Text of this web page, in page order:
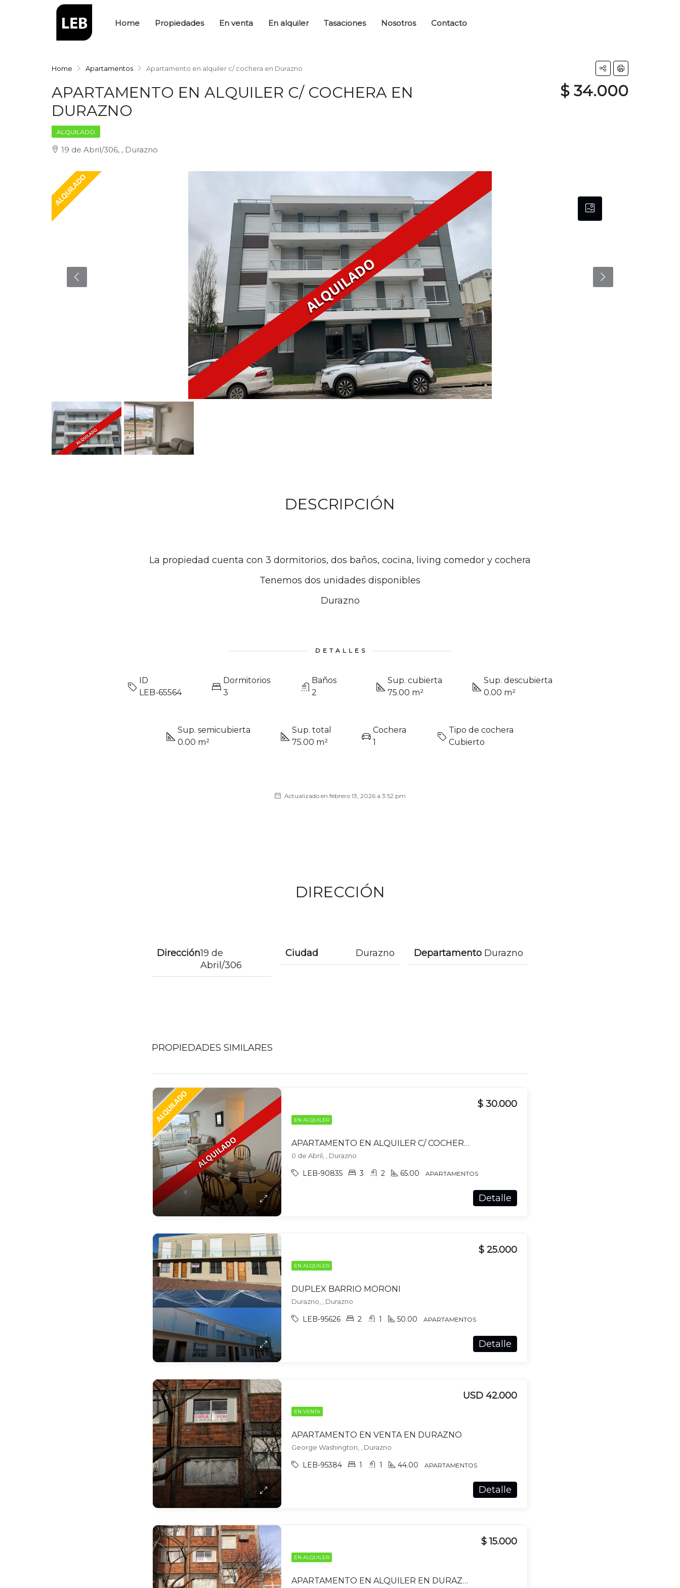
Home Propiedades En venta En alquiler Tasaciones Nosotros Contacto
Home Apartamentos Apartamento en alquiler c/ cochera en Durazno
APARTAMENTO EN ALQUILER C/ COCHERA EN
DURAZNO
$ 34.000
ALQUILADO
19 de Abril/306, , Durazno
DESCRIPCIÓN
La propiedad cuenta con 3 dormitorios, dos baños, cocina, living comedor y cochera
Tenemos dos unidades disponibles
Durazno
DETALLES
ID
LEB-65564
Dormitorios
3
Baños
2
Sup. cubierta
75.00 m²
Sup. descubierta
0.00 m²
Sup. semicubierta
0.00 m²
Sup. total
75.00 m²
Cochera
1
Tipo de cochera
Cubierto
Actualizado en febrero 13, 2026 a 3:52 pm
DIRECCIÓN
Dirección19 de
Abril/306
Ciudad Durazno Departamento Durazno
PROPIEDADES SIMILARES
EN ALQUILER
APARTAMENTO EN ALQUILER C/ COCHERA EN DURAZNO
$ 30.000
0 de Abril, , Durazno
LEB-90835 3 2 65.00 APARTAMENTOS
Detalle
EN ALQUILER
DUPLEX BARRIO MORONI
$ 25.000
Durazno, , Durazno
LEB-95626 2 1 50.00 APARTAMENTOS
Detalle
EN VENTA
APARTAMENTO EN VENTA EN DURAZNO
USD 42.000
George Washington, , Durazno
LEB-95384 1 1 44.00 APARTAMENTOS
Detalle
EN ALQUILER
APARTAMENTO EN ALQUILER EN DURAZNO
$ 15.000